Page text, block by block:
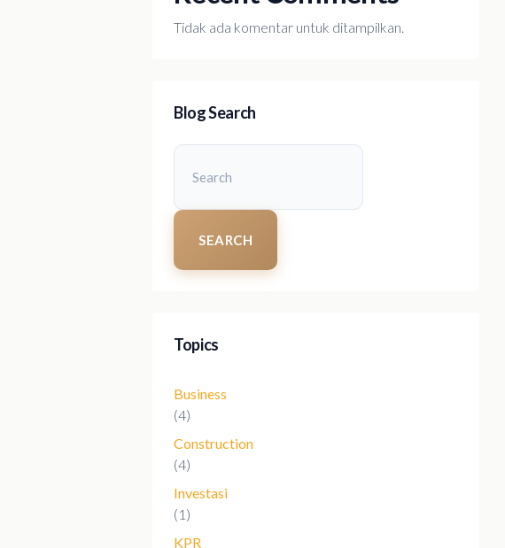
Tidak ada komentar untuk ditampilkan.
Blog Search
SEARCH
Topics
Business
(4)
Construction
(4)
Investasi
(1)
KPR